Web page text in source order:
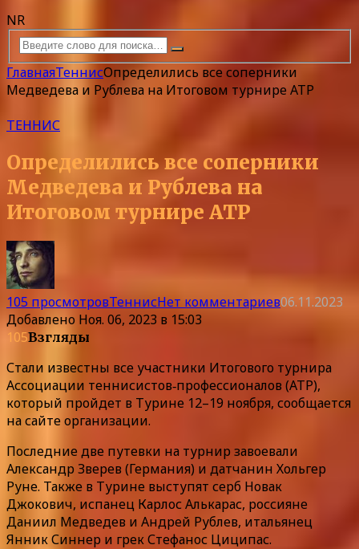
NR
ГлавнаяТеннисОпределились все соперники
Медведева и Рублева на Итоговом турнире АТР
ТЕННИС
Определились все соперники
Медведева и Рублева на
Итоговом турнире АТР
105 просмотровТеннисНет комментариев06.11.2023
Добавлено Ноя. 06, 2023 в 15:03
105Взгляды
Стали известны все участники Итогового турнира
Ассоциации теннисистов‑профессионалов (АТР),
который пройдет в Турине 12–19 ноября, сообщается
на сайте организации.
Последние две путевки на турнир завоевали
Александр Зверев (Германия) и датчанин Хольгер
Руне. Также в Турине выступят серб Новак
Джокович, испанец Карлос Алькарас, россияне
Даниил Медведев и Андрей Рублев, итальянец
Янник Синнер и грек Стефанос Циципас.